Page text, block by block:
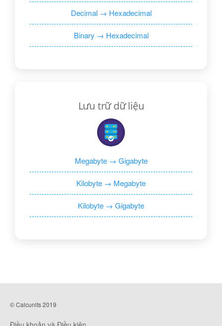
Decimal → Hexadecimal
Binary → Hexadecimal
Lưu trữ dữ liệu
Megabyte → Gigabyte
Kilobyte → Megabyte
Kilobyte → Gigabyte
© Calcunits 2019